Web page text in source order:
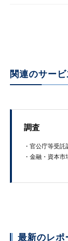
関連のサービ
調査
・官​公庁​等​受託​
・​金融​・資本市​
最新のレポ